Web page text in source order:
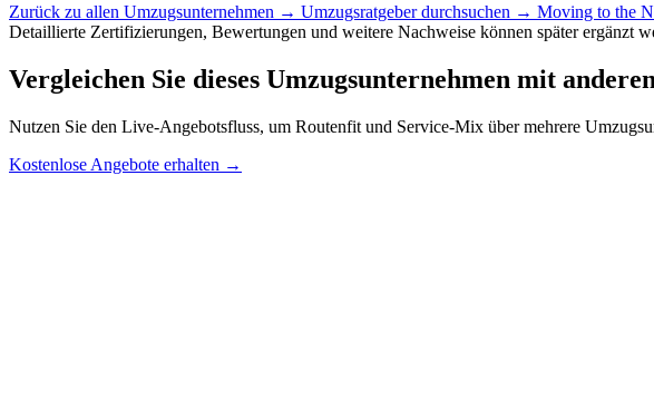
Zurück zu allen Umzugsunternehmen → Umzugsratgeber durchsuchen → Moving to the
Detaillierte Zertifizierungen, Bewertungen und weitere Nachweise können später ergänzt
Vergleichen Sie dieses Umzugsunternehmen mit
Nutzen Sie den Live-Angebotsfluss, um Routenfit und Service-Mix über mehrere
Kostenlose Angebote erhalten →